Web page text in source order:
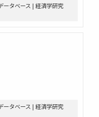
ータベース | 経済学研究
ータベース | 経済学研究